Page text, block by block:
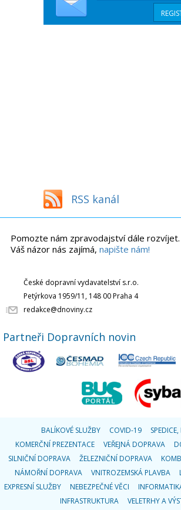
RSS kanál
Pomozte nám zpravodajství dále rozvíjet.
Váš názor nás zajímá, napište nám!
České dopravní vydavatelství s.r.o.
Petýrkova 1959/11, 148 00 Praha 4
redakce@dnoviny.cz
Partneři Dopravních novin
BALÍKOVÉ SLUŽBY COVID-19
KOMERČNÍ PREZENTACE
VEŘEJNÁ DOPRAVA
SILNIČNÍ DOPRAVA
ŽELEZNIČNÍ DOPRAVA
NÁMOŘNÍ DOPRAVA
VNITROZEMSKÁ PLAVBA
EXPRESNÍ SLUŽBY
NEBEZPEČNÉ VĚCI
INFRASTRUKTURA
VELETRHY A